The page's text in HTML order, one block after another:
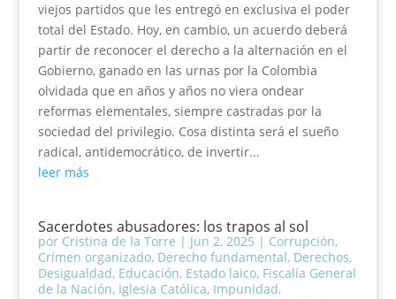
viejos partidos que les entregó en exclusiva el poder
total del Estado. Hoy, en cambio, un acuerdo deberá
partir de reconocer el derecho a la alternación en el
Gobierno, ganado en las urnas por la Colombia
olvidada que en años y años no viera ondear
reformas elementales, siempre castradas por la
sociedad del privilegio. Cosa distinta será el sueño
radical, antidemocrático, de invertir...
leer más
Sacerdotes abusadores: los trapos al sol
por Cristina de la Torre | Jun 2, 2025 | Corrupción,
Crímen organizado, Derecho fundamental, Derechos,
Desigualdad, Educación, Estado laico, Fiscalía General
de la Nación, Iglesia Católica, Impunidad,